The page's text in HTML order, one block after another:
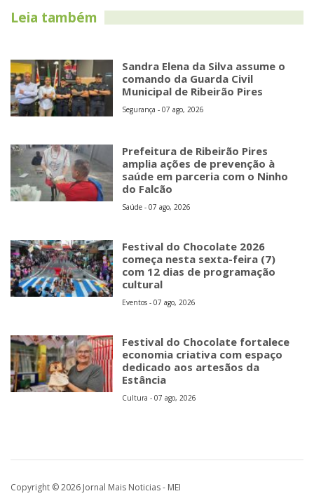
Leia também
Sandra Elena da Silva assume o
comando da Guarda Civil
Municipal de Ribeirão Pires
Segurança - 07 ago, 2026
Prefeitura de Ribeirão Pires
amplia ações de prevenção à
saúde em parceria com o Ninho
do Falcão
Saúde - 07 ago, 2026
Festival do Chocolate 2026
começa nesta sexta-feira (7)
com 12 dias de programação
cultural
Eventos - 07 ago, 2026
Festival do Chocolate fortalece
economia criativa com espaço
dedicado aos artesãos da
Estância
Cultura - 07 ago, 2026
Copyright © 2026 Jornal Mais Noticias - MEI